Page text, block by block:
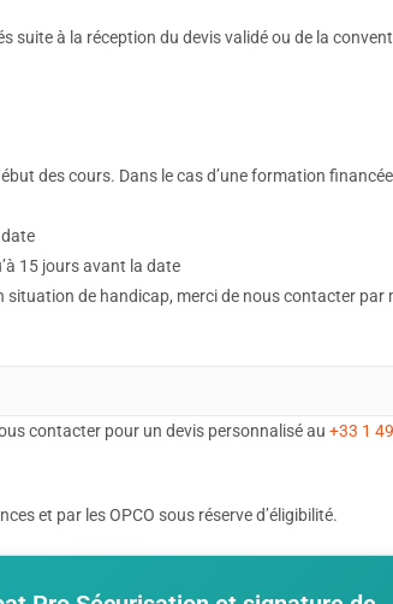
suite à la réception du devis validé ou de la
des cours. Dans le cas d’une formation financée
15 jours avant la date
de handicap, merci de nous contacter par
contacter pour un devis personnalisé au +33 1
et par les OPCO sous réserve d’éligibilité.